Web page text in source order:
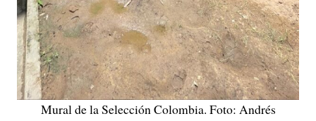
Mural de la Selección Colombia. Foto: Andrés